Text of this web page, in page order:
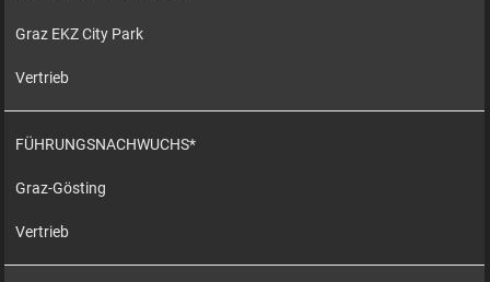
Graz EKZ City Park
Vertrieb
FÜHRUNGSNACHWUCHS*
Graz-Gösting
Vertrieb